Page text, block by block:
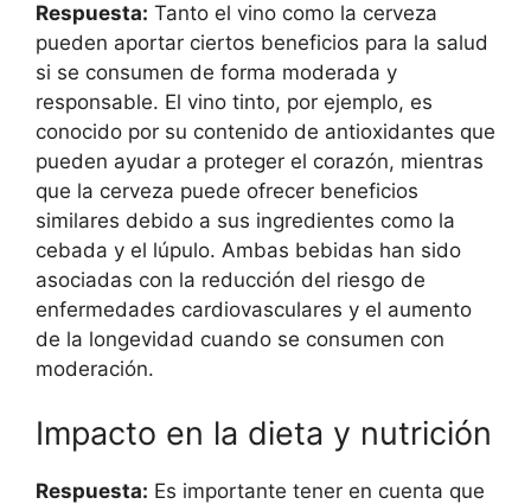
Respuesta: Tanto el vino como la cerveza
pueden aportar ciertos beneficios para la salud
si se consumen de forma moderada y
responsable. El vino tinto, por ejemplo, es
conocido por su contenido de antioxidantes que
pueden ayudar a proteger el corazón, mientras
que la cerveza puede ofrecer beneficios
similares debido a sus ingredientes como la
cebada y el lúpulo. Ambas bebidas han sido
asociadas con la reducción del riesgo de
enfermedades cardiovasculares y el aumento
de la longevidad cuando se consumen con
moderación.
Impacto en la dieta y nutrición
Respuesta: Es importante tener en cuenta que